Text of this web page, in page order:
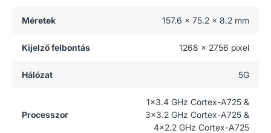
Méretek 157.6 x 75.2 x 8.2 mm
Kijelző felbontás 1268 x 2756 pixel
Hálózat 5G
Processzor
1x3.4 GHz Cortex-A725 &
3x3.2 GHz Cortex-A725 &
4x2.2 GHz Cortex-A725